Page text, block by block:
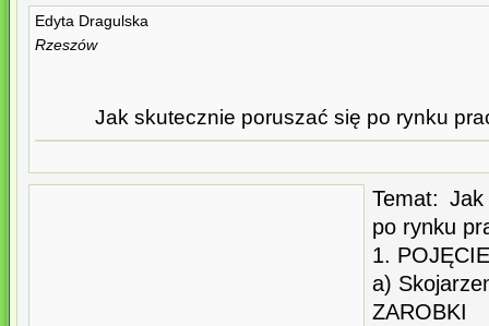
Edyta Dragulska
Rzeszów
Jak skutecznie poruszać się po rynku
Temat:
po rynku
1.
a)
ZAROBKI